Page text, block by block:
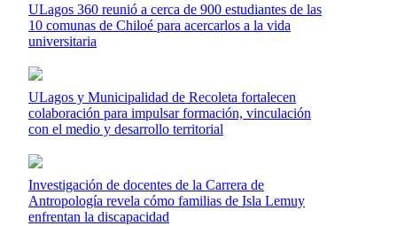
ULagos 360 reunió a cerca de 900 estudiantes de las
10 comunas de Chiloé para acercarlos a la vida
universitaria
ULagos y Municipalidad de Recoleta fortalecen
colaboración para impulsar formación, vinculación
con el medio y desarrollo territorial
Investigación de docentes de la Carrera de
Antropología revela cómo familias de Isla Lemuy
enfrentan la discapacidad